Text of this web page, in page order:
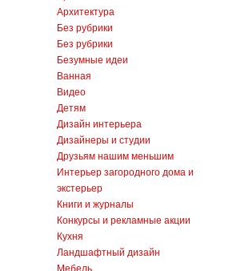
Архитектура
Без рубрики
Без рубрики
Безумные идеи
Ванная
Видео
Детям
Дизайн интерьера
Дизайнеры и студии
Друзьям нашим меньшим
Интерьер загородного дома и
экстерьер
Книги и журналы
Конкурсы и рекламные акции
Кухня
Ландшафтный дизайн
Мебель